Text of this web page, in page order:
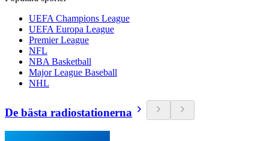
UEFA Champions League
UEFA Europa League
Premier League
NFL
NBA Basketball
Major League Baseball
NHL
De bästa radiostationerna